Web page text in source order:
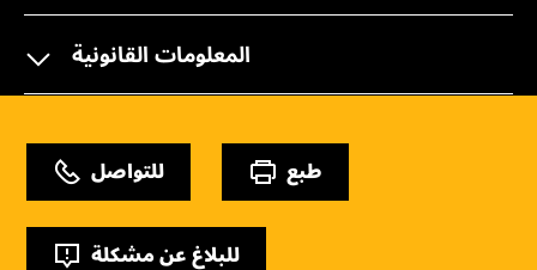
المعلومات القانونية
للتواصل طبع
للبلاغ عن مشكلة